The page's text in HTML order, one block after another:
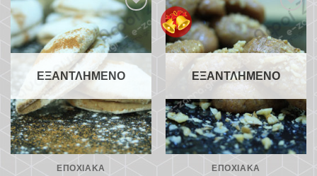
Προσθήκη
στα
αγαπημένα
ΕΞΑΝΤΛΗΜΈΝΟ
ΕΠΟΧΙΑΚΆ
Προσθήκη
αγαπημένα
ΕΞΑΝΤΛΗΜΈΝΟ
ΕΠΟΧΙΑΚΆ